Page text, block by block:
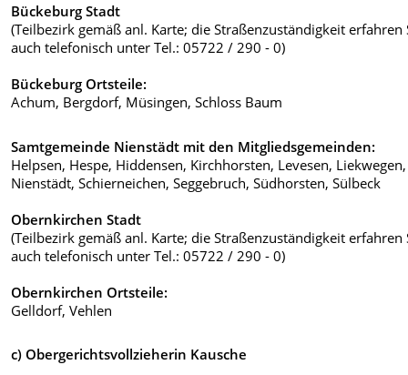
Bückeburg Stadt
(Teilbezirk gemäß anl. Karte; die Straßenzuständigkeit erfahren
auch telefonisch unter Tel.: 05722 / 290 - 0)
Bückeburg Ortsteile:
Achum, Bergdorf, Müsingen, Schloss Baum
Samtgemeinde Nienstädt mit den Mitgliedsgemeinden:
Helpsen, Hespe, Hiddensen, Kirchhorsten, Levesen, Liekwegen,
Nienstädt, Schierneichen, Seggebruch, Südhorsten, Sülbeck
Obernkirchen Stadt
(Teilbezirk gemäß anl. Karte; die Straßenzuständigkeit erfahren
auch telefonisch unter Tel.: 05722 / 290 - 0)
Obernkirchen Ortsteile:
Gelldorf, Vehlen
c) Obergerichtsvollzieherin Kausche